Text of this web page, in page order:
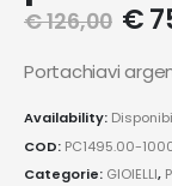
€126,00 €
Portachiavi
Availability:
COD: PC1495.00-
Categorie: GIOIELLI,